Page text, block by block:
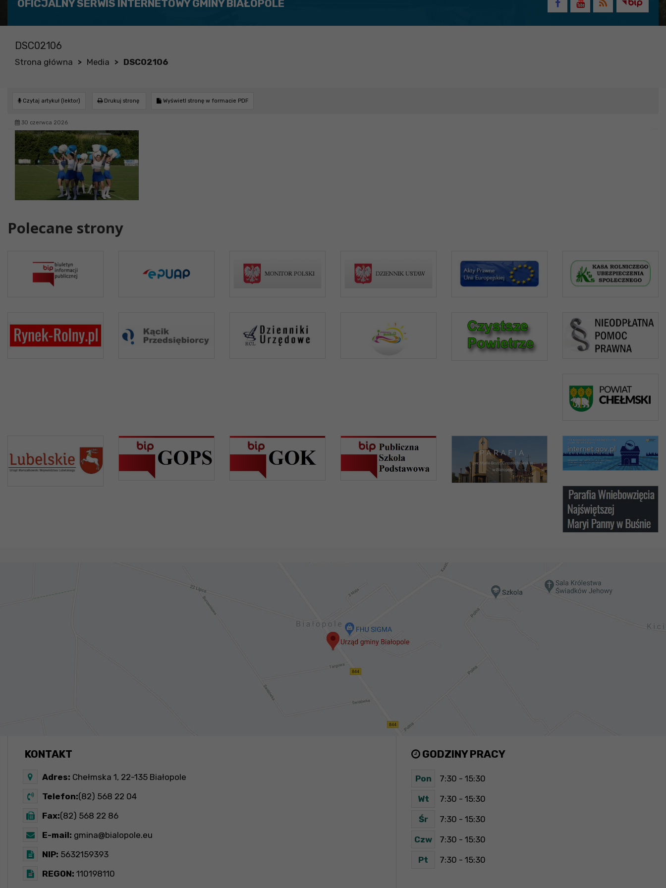
OFICJALNY SERWIS INTERNETOWY GMINY BIAŁOPOLE
DSC02106
Strona główna > Media > DSC02106
Czytaj artykuł (lektor) Drukuj stronę Wyświetl stronę w formacie PDF
30 czerwca 2026
Polecane strony
KONTAKT
Adres: Chełmska 1, 22-135 Białopole
Telefon:(82) 568 22 04
Fax:(82) 568 22 86
E-mail: gmina@bialopole.eu
NIP: 5632159393
REGON: 110198110
GODZINY PRACY
Pon 7:30 - 15:30
Wt 7:30 - 15:30
Śr 7:30 - 15:30
Czw 7:30 - 15:30
Pt 7:30 - 15:30